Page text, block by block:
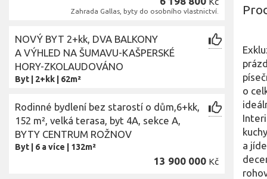
Zahrada Gallas, byty do osobního vlastnictví.
NOVÝ BYT 2+kk, DVA BALKONY
A VÝHLED NA ŠUMAVU-KAŠPERSKÉ
HORY-ZKOLAUDOVÁNO
Byt 2+kk 62m²
Rodinné bydlení bez starostí o dům,6+kk,
152 m², velká terasa, byt 4A, sekce A,
BYTY CENTRUM ROŽNOV
Byt 6 a více 132m²
13 900 000 Kč
o
a